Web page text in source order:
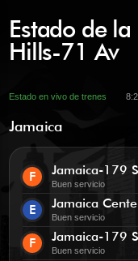
Estado de
Hills-71 Av
Estado en vivo de trenes
Jamaica
F Jamaica-179
Buen servicio
E Jamaica
Buen servicio
F Jamaica-179
Buen servicio